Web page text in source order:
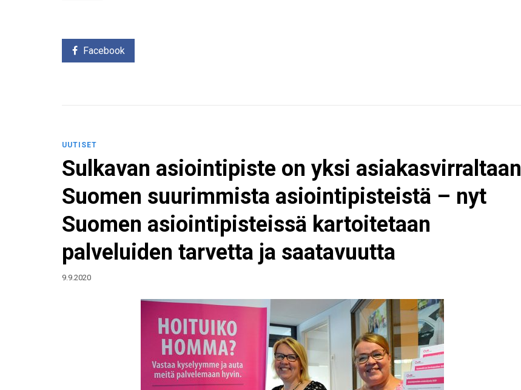
Facebook
UUTISET
Sulkavan asiointipiste on yksi asiakasvirraltaan
Suomen suurimmista asiointipisteistä – nyt
Suomen asiointipisteissä kartoitetaan
palveluiden tarvetta ja saatavuutta
9.9.2020